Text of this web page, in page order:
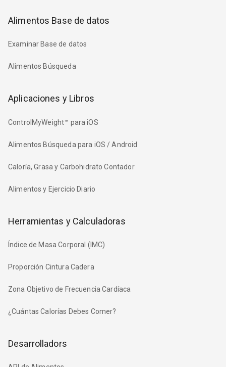
Alimentos Base de datos
Examinar Base de datos
Alimentos Búsqueda
Aplicaciones y Libros
ControlMyWeight™ para iOS
Alimentos Búsqueda para iOS / Android
Caloría, Grasa y Carbohidrato Contador
Alimentos y Ejercicio Diario
Herramientas y Calculadoras
Índice de Masa Corporal (IMC)
Proporción Cintura Cadera
Zona Objetivo de Frecuencia Cardíaca
¿Cuántas Calorías Debes Comer?
Desarrolladors